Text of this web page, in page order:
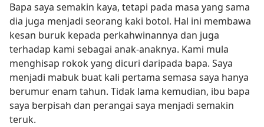
Bapa saya semakin kaya, tetapi pada masa yang sama
dia juga menjadi seorang kaki botol. Hal ini membawa
kesan buruk kepada perkahwinannya dan juga
terhadap kami sebagai anak-anaknya. Kami mula
menghisap rokok yang dicuri daripada bapa. Saya
menjadi mabuk buat kali pertama semasa saya hanya
berumur enam tahun. Tidak lama kemudian, ibu bapa
saya berpisah dan perangai saya menjadi semakin
teruk.